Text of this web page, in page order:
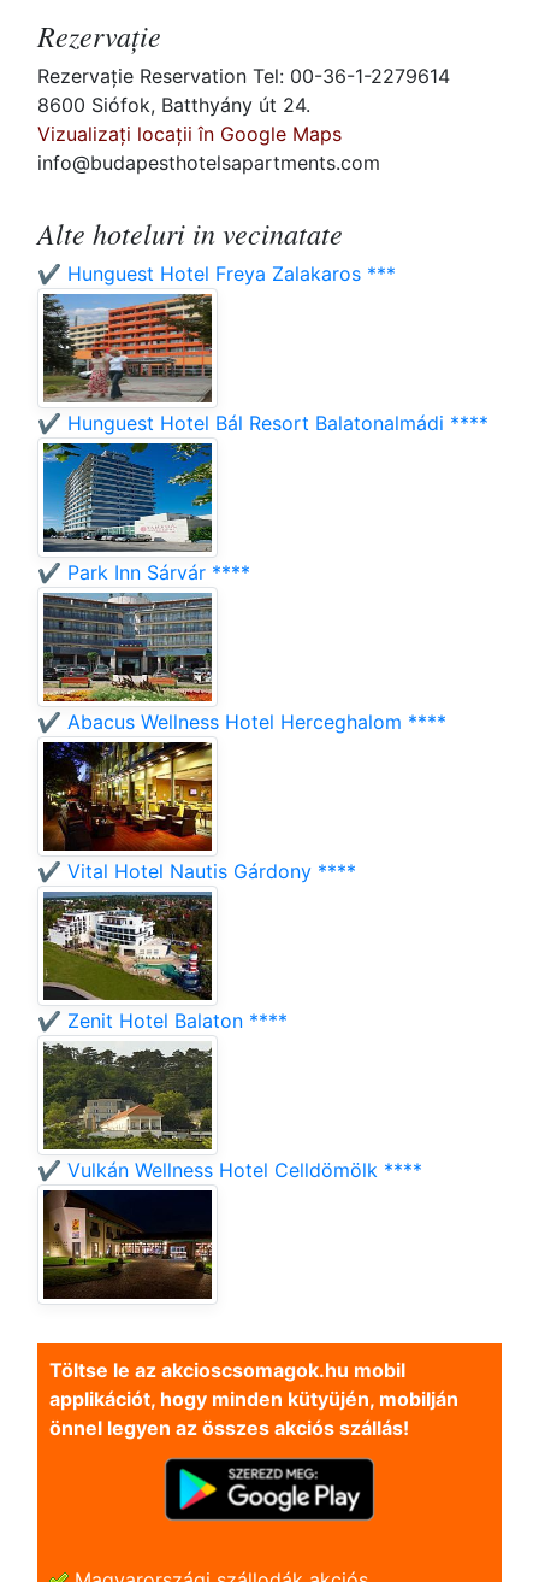
Rezervaţie
Rezervaţie Reservation Tel: 00-36-1-2279614
8600 Siófok, Batthyány út 24.
Vizualizați locații în Google Maps
info@budapesthotelsapartments.com
Alte hoteluri in vecinatate
✔️ Hunguest Hotel Freya Zalakaros ***
✔️ Hunguest Hotel Bál Resort Balatonalmádi ****
✔️ Park Inn Sárvár ****
✔️ Abacus Wellness Hotel Herceghalom ****
✔️ Vital Hotel Nautis Gárdony ****
✔️ Zenit Hotel Balaton ****
✔️ Vulkán Wellness Hotel Celldömölk ****
Töltse le az akcioscsomagok.hu mobil
applikációt, hogy minden kütyüjén, mobilján
önnel legyen az összes akciós szállás!